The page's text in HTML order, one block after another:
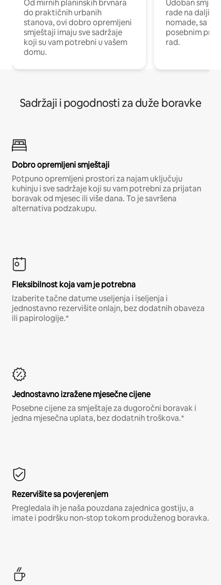
Od mirnih planinskih brvnara
do praktičnih urbanih
stanova, ovi dobro opremljeni
smještaji imaju sve sadržaje
koji su vam potrebni u vašem
domu.
Udoban
rade na
nomade, sa
posebnim
rad.
Sadržaji i pogodnosti za duže boravke
Dobro opremljeni smještaji
Potpuno opremljeni prostori za najam uključuju
kuhinju i sve sadržaje koji su vam potrebni za prijatan
boravak od mjesec ili više dana. To je savršena
alternativa podzakupu.
Fleksibilnost koja vam je potrebna
Izaberite tačne datume useljenja i iseljenja i
jednostavno rezervišite onlajn, bez dodatnih obaveza
ili papirologije.*
Jednostavno izražene mjesečne cijene
Posebne cijene za smještaje za dugoročni boravak i
jedna mjesečna uplata, bez dodatnih troškova.*
Rezervišite sa povjerenjem
Pregledala ih je naša pouzdana zajednica gostiju, a
imate i podršku non-stop tokom produženog boravka.